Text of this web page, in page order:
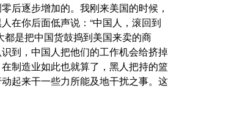
后逐步增加的。我刚来美国的时候，
在你后面低声说：“中国人，滚回到
是把中国货鼓捣到美国来卖的商
到，中国人把他们的工作机会给挤掉
制造业如此也就算了，黑人把持的篮
起来干一些力所能及地干扰之事。这